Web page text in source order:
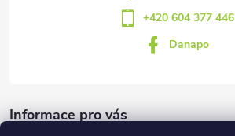
+420 604 377 446
Danapo
Informace pro vás